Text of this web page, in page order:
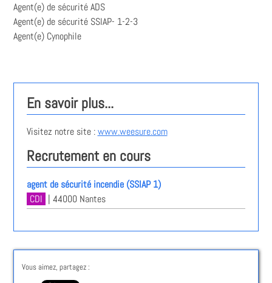
Agent(e) de sécurité ADS
Agent(e) de sécurité SSIAP- 1-2-3
Agent(e) Cynophile
En savoir plus...
Visitez notre site :www.weesure.com
Recrutement en cours
agent de sécurité incendie (SSIAP 1)
CDI | 44000 Nantes
Vous aimez, partagez :